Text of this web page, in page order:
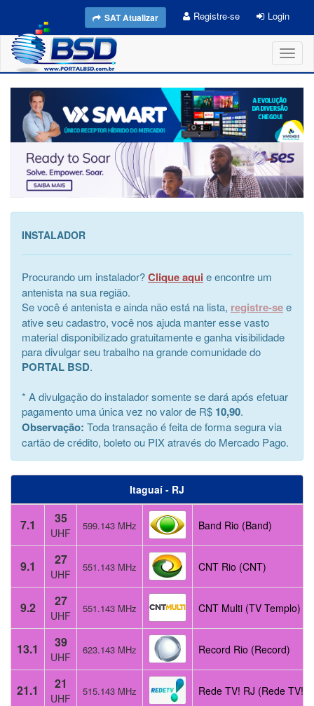
SAT Atualizar Registre-se Login
INSTALADOR
Procurando um instalador?Clique aqui e encontre um
antenista na sua região.
Se você é antenista e ainda não está na lista, registre-see
ative seu cadastro, você nos ajuda manter esse vasto
material disponibilizado gratuitamente e ganha visibilidade
para divulgar seu trabalho na grande comunidade do
PORTAL BSD.
* A divulgação do instalador somente se dará após efetuar
pagamento uma única vez no valor de R$ 10,90.
Observação: Toda transação é feita de forma segura via
cartão de crédito, boleto ou PIX através do Mercado Pago.
Itaguaí - RJ
7.1 35
UHF
599.143 MHz Band Rio (Band)
9.1 27
UHF
551.143 MHz CNT Rio (CNT)
9.2 27
UHF
551.143 MHz CNT Multi (TV Templo)
13.1 39
UHF
623.143 MHz Record Rio (Record)
21.1 21
UHF
515.143 MHz Rede TV! RJ (Rede TV!)